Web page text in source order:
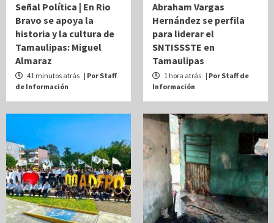
Señal Política | En Rio
Bravo se apoya la
historia y la cultura de
Tamaulipas: Miguel
Almaraz
41 minutos atrás | Por Staff
de Información
Abraham Vargas
Hernández se perfila
para liderar el
SNTISSSTE en
Tamaulipas
1 hora atrás | Por Staff de
Información